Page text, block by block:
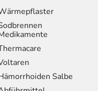
Salbe